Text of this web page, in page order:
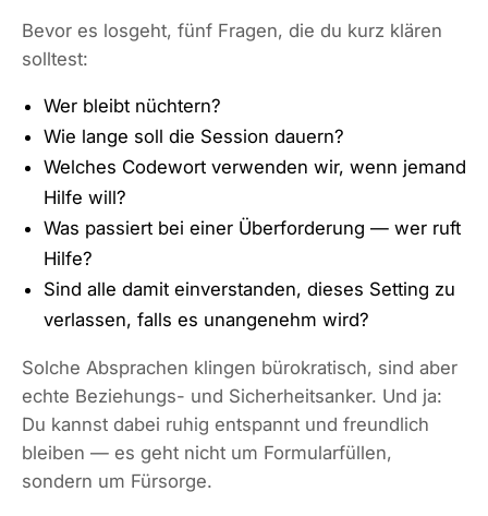
Bevor es losgeht, fünf Fragen, die du kurz klären
solltest:
Wer bleibt nüchtern?
Wie lange soll die Session dauern?
Welches Codewort verwenden wir, wenn jemand
Hilfe will?
Was passiert bei einer Überforderung — wer ruft
Hilfe?
Sind alle damit einverstanden, dieses Setting zu
verlassen, falls es unangenehm wird?
Solche Absprachen klingen bürokratisch, sind aber
echte Beziehungs- und Sicherheitsanker. Und ja:
Du kannst dabei ruhig entspannt und freundlich
bleiben — es geht nicht um Formularfüllen,
sondern um Fürsorge.